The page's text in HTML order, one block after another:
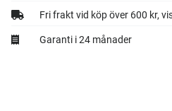
Fri frakt vid köp över 600 kr,
Garanti i 24 månader